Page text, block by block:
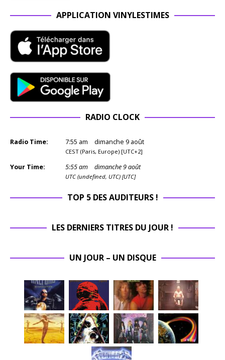
APPLICATION VINYLESTIMES
RADIO CLOCK
Radio Time: 7:55 am dimanche 9 août
CEST (Paris, Europe) [UTC+2]
Your Time: 5:55am dimanche 9 août
UTC (undefined, UTC) [UTC]
TOP 5 DES AUDITEURS !
LES DERNIERS TITRES DU JOUR !
UN JOUR – UN DISQUE